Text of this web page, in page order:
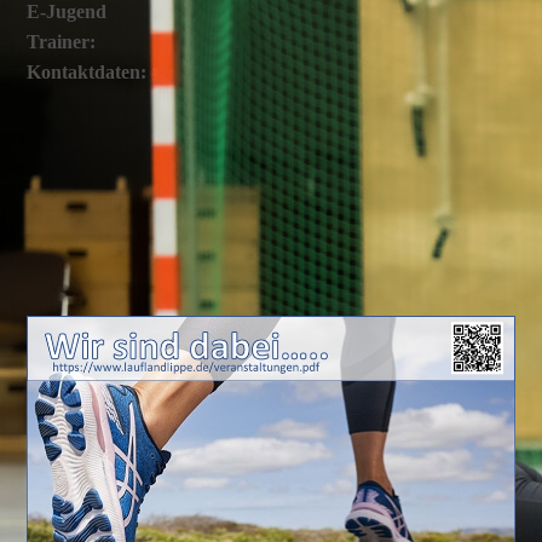
E-Jugend
Trainer:
Kontaktdaten: